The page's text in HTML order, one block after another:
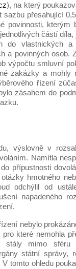
), na který
sazbu přesahující
povinnosti, kterým
částí
do vlastnických
a povinných osob.
výpočtu smluvní
zakázky a mohly
řízení
zásahem do
výslovně v
Namítla
přípustnosti
hmotného
odchýlil od
napadeného
nebylo
které nemohla
stály mimo
státní správy,
tomto ohledu